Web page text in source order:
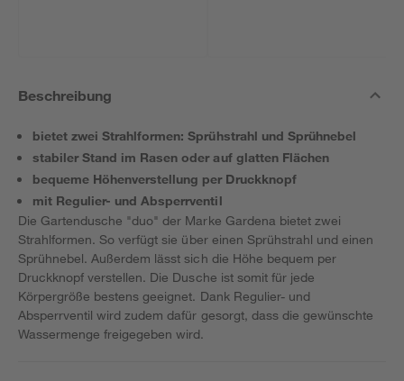
Beschreibung
bietet zwei Strahlformen: Sprühstrahl und Sprühnebel
stabiler Stand im Rasen oder auf glatten Flächen
bequeme Höhenverstellung per Druckknopf
mit Regulier- und Absperrventil
Die Gartendusche "duo" der Marke Gardena bietet zwei
Strahlformen. So verfügt sie über einen Sprühstrahl und einen
Sprühnebel. Außerdem lässt sich die Höhe bequem per
Druckknopf verstellen. Die Dusche ist somit für jede
Körpergröße bestens geeignet. Dank Regulier- und
Absperrventil wird zudem dafür gesorgt, dass die gewünschte
Wassermenge freigegeben wird.